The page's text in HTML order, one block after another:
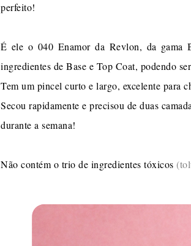
perfeito!
É ele o 040 Enamor da Revlon, da gama
ingredientes de Base e Top Coat, podendo
Tem um pincel curto e largo, excelente para
Secou rapidamente e precisou de duas
durante a semana!
Não contém o trio de ingredientes tóxicos